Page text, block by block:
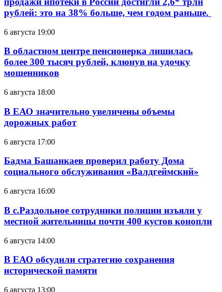
рублей: это на 38% больше, чем годом раньше.
6 августа 19:00
В областном центре пенсионерка лишилась
более 300 тысяч рублей, клюнув на удочку
мошенников
6 августа 18:00
В ЕАО значительно увеличены объемы
дорожных работ
6 августа 17:00
Бадма Башанкаев проверил работу Дома
социального обслуживания «Валдгеймский»
6 августа 16:00
В с.Раздольное сотрудники полиции изъяли у
местной жительницы почти 400 кустов конопли
6 августа 14:00
В ЕАО обсудили стратегию сохранения
исторической памяти
6 августа 13:00